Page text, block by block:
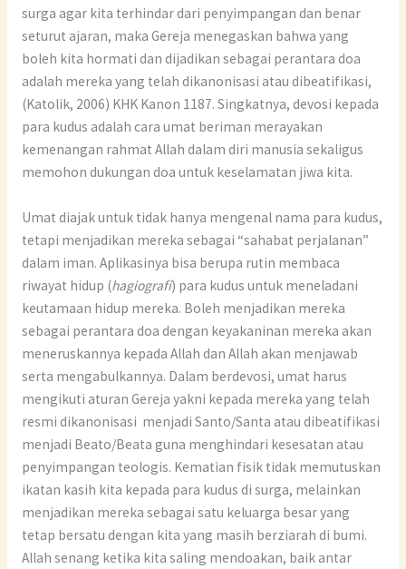
surga agar kita terhindar dari penyimpangan dan benar
seturut ajaran, maka Gereja menegaskan bahwa yang
boleh kita hormati dan dijadikan sebagai perantara doa
adalah mereka yang telah dikanonisasi atau dibeatifikasi,
(Katolik, 2006) KHK Kanon 1187. Singkatnya, devosi kepada
para kudus adalah cara umat beriman merayakan
kemenangan rahmat Allah dalam diri manusia sekaligus
memohon dukungan doa untuk keselamatan jiwa kita.
Umat diajak untuk tidak hanya mengenal nama para kudus,
tetapi menjadikan mereka sebagai “sahabat perjalanan”
dalam iman. Aplikasinya bisa berupa rutin membaca
riwayat hidup (hagiografi) para kudus untuk meneladani
keutamaan hidup mereka. Boleh menjadikan mereka
sebagai perantara doa dengan keyakaninan mereka akan
meneruskannya kepada Allah dan Allah akan menjawab
serta mengabulkannya. Dalam berdevosi, umat harus
mengikuti aturan Gereja yakni kepada mereka yang telah
resmi dikanonisasi menjadi Santo/Santa atau dibeatifikasi
menjadi Beato/Beata guna menghindari kesesatan atau
penyimpangan teologis. Kematian fisik tidak memutuskan
ikatan kasih kita kepada para kudus di surga, melainkan
menjadikan mereka sebagai satu keluarga besar yang
tetap bersatu dengan kita yang masih berziarah di bumi.
Allah senang ketika kita saling mendoakan, baik antar